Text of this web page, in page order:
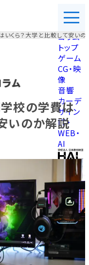
コラム
トップ
ゲーム
CG・映
像
音響
カーデ
ザイン
IT・
WEB・
AI
くら？大学と比較して安い
校の学費は
いのか解説